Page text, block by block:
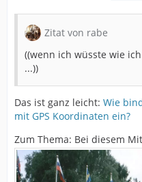
Zitat von rabe
((wenn ich wüsste wie
...))
Das ist ganz leicht: Wie
mit GPS Koordinaten ein?
Zum Thema: Bei diesem